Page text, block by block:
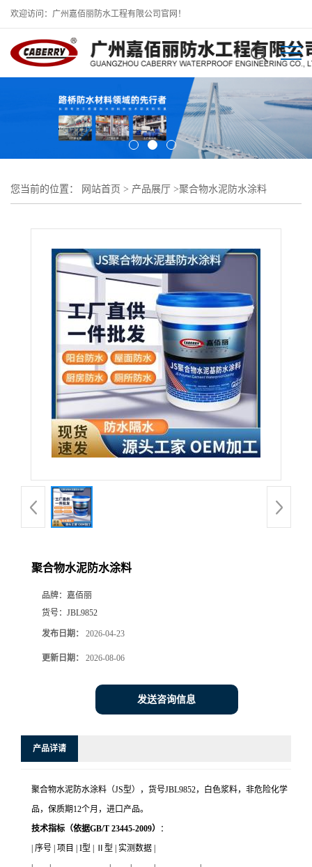
欢迎访问：广州嘉佰丽防水工程有限公司官网！
您当前的位置： 网站首页 > 产品展厅 >聚合物水泥防水涂料
聚合物水泥防水涂料
品牌： 嘉佰丽
货号： JBL9852
发布日期： 2026-04-23
更新日期： 2026-08-06
发送咨询信息
产品详请
聚合物水泥防水涂料（JS型），货号JBL9852，白色浆料，非危险化学
品，保质期12个月，进口产品。
技术指标（依据GB/T 23445-2009）
：
| 序号 | 项目 | I型 | Ⅱ型 | 实测数据 |